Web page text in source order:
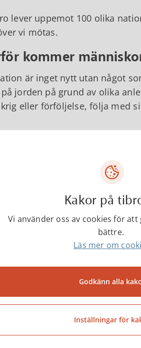
lever uppemot 100 olika
vi mötas.
kommer
är inget nytt utan något
jorden på grund av olika
eller förföljelse, följa med
Viktiga begrepp
Så fungerar
kommun
Kakor på
Vi använder oss av cookies för
bättre.
Läs mer om
Godkänn alla
Inställningar för